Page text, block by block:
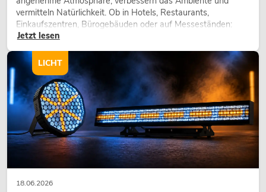
vermitteln Natürlichkeit. Ob in Hotels, Restaurants,
Einkaufszentren, Bürogebäuden oder auf Messeständen:
eine hochwertige Begrünung gehört heute längst zum
Jetzt lesen
18.06.2026
LICHT